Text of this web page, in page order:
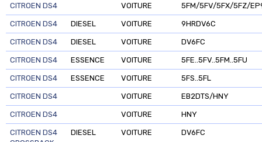
CITROEN DS4 VOITURE 5FM/5FV/5FX/5FZ/
CITROEN DS4 DIESEL VOITURE 9HRDV6C
CITROEN DS4 DIESEL VOITURE DV6FC
CITROEN DS4 ESSENCE VOITURE 5FE..5FV..5FM..5FU
CITROEN DS4 ESSENCE VOITURE 5FS..5FL
CITROEN DS4 VOITURE EB2DTS/HNY
CITROEN DS4 VOITURE HNY
CITROEN DS4
DIESEL VOITURE DV6FC